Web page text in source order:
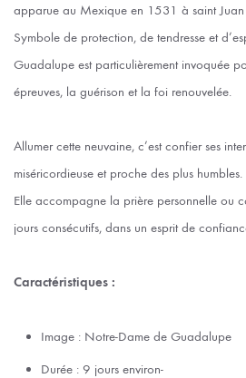
apparue au Mexique en 1531 à saint Juan
Symbole de protection, de tendresse et
Guadalupe est particulièrement invoquée
épreuves, la guérison et la foi renouvelée.
Allumer cette neuvaine, c’est confier ses
miséricordieuse et proche des plus humbles.
Elle accompagne la prière personnelle ou
jours consécutifs, dans un esprit de
Caractéristiques :
Image : Notre-Dame de Guadalupe
Durée : 9 jours environ-